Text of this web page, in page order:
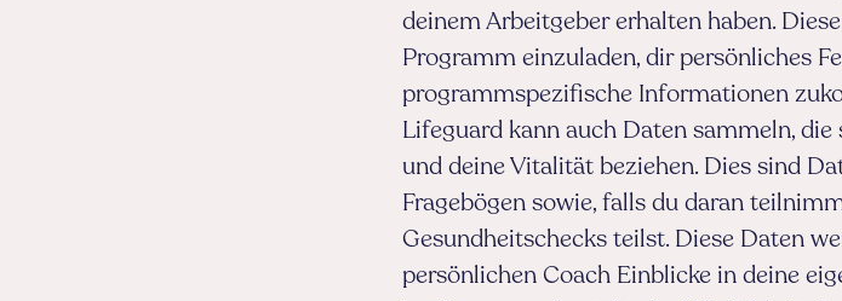
deinem Arbeitgeber erhalten haben.
Programm einzuladen, dir persönliches
programmspezifische Informationen
Lifeguard kann auch Daten sammeln,
und deine Vitalität beziehen. Dies sind
Fragebögen sowie, falls du daran
Gesundheitschecks teilst. Diese Daten
persönlichen Coach Einblicke in deine